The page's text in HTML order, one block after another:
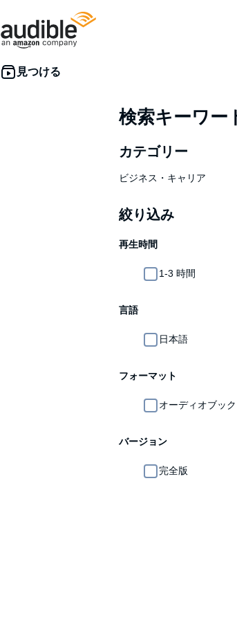
検索キーワー
カテゴリー
ビジネス・キャリア
絞り込み
再生時間
1-3 時間
言語
日本語
フォーマット
オーディオブック
バージョン
完全版